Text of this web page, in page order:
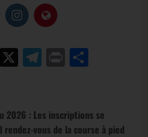
LinkedIn
X Telegram
Print
2026 : Les inscriptions se
vous de la course à pied